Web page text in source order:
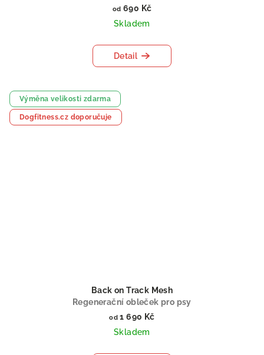
od 690 Kč
Skladem
Detail
Výměna velikosti zdarma
Dogfitness.cz doporučuje
Back on Track Mesh
Regenerační obleček pro psy
od 1 690 Kč
Skladem